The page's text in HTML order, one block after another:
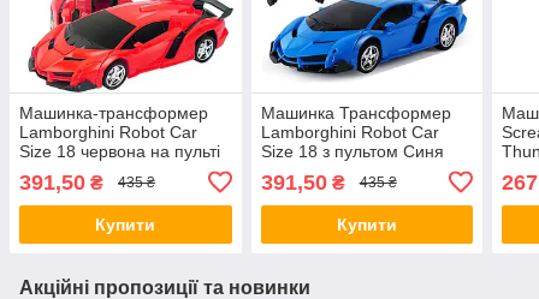
Машинка-трансформер
Lamborghini Robot Car
Size 18 червона на пульті
391,50 ₴ 435 ₴
Купити
Машинка Трансформер
Lamborghini Robot Car
Size 18 з пультом Синя
391,50₴ 435 ₴
Купити
Wild
Акційні пропозиції та новинки